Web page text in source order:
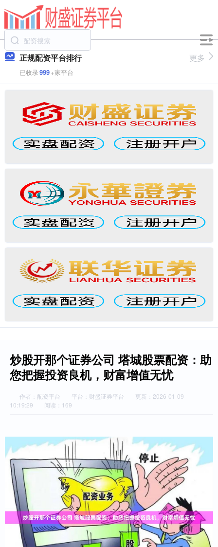
正规配资平台排行
已收录999+家平台
更多
炒股开那个证券公司 塔城股票配资：助
您把握投资良机，财富增值无忧
作者：配资平台 平台：财盛证券平台
更新：2026-01-09
10:19:29
阅读：169